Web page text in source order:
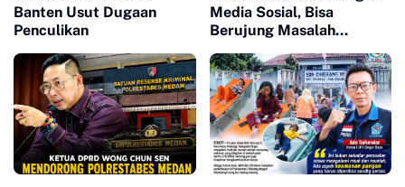
Banten Usut Dugaan
Penculikan
Media Sosial, Bisa
Berujung Masalah
Diperhatikan